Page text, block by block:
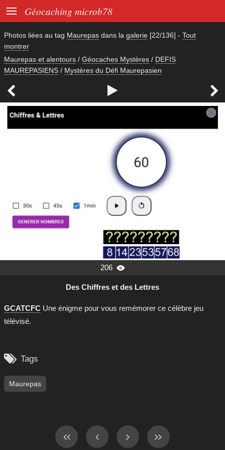
 Géocaching microb78
Photos liées au tag Maurepas dans la galerie [22/136] - Tout
montrer
Maurepas et alentours / Géocaches Mystères / DEFIS
MAUREPASIENS / Mystères du Défi Maurepasien
  
206 
Des Chiffres et des Lettres
GCATCFC Une énigme pour vous remémorer ce célèbre jeu
télévisé.
 Tags
Maurepas